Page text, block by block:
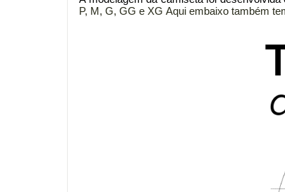
P, M, G, GG e XG Aqui embaixo também